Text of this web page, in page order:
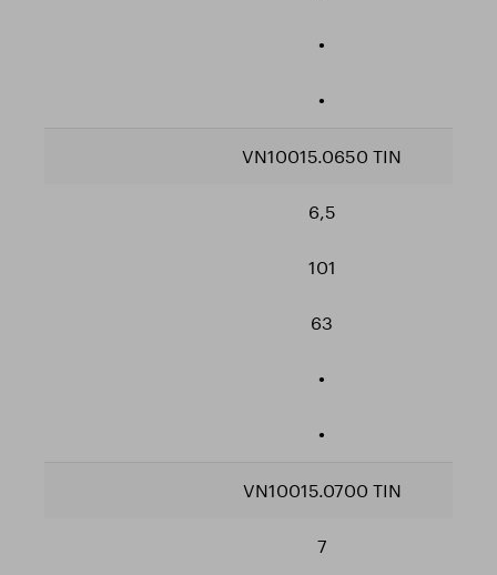
•
•
VN10015.0650 TIN
6,5
101
63
•
•
VN10015.0700 TIN
7